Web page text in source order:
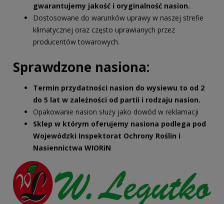
gwarantujemy jakość i oryginalność nasion.
Dostosowane do warunków uprawy w naszej strefie
klimatycznej oraz często uprawianych przez
producentów towarowych.
Sprawdzone nasiona:
Termin przydatności nasion do wysiewu to od 2
do 5 lat w zależności od partii i rodzaju nasion.
Opakowanie nasion służy jako dowód w reklamacji
Sklep w którym oferujemy nasiona podlega pod
Wojewódzki Inspektorat Ochrony Roślin i
Nasiennictwa WIORiN